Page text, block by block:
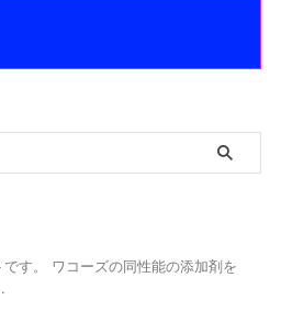
す。 ワコーズの同性能の添加剤を